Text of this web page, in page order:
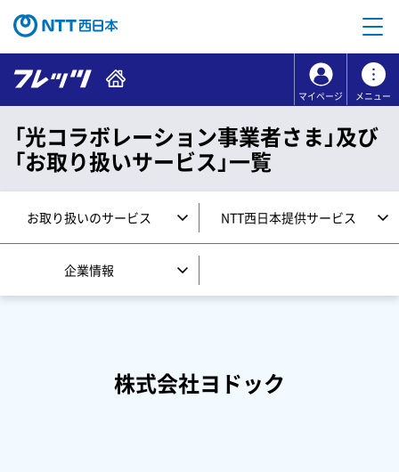
コンテンツのリンクナビゲーションへ移動
マイページ メニュー
「光コラボレーション事業者さま」及び
「お取り扱いサービス」一覧
お取り扱いのサービス NTT西日本提供サービス
企業情報
株式会社ヨドック